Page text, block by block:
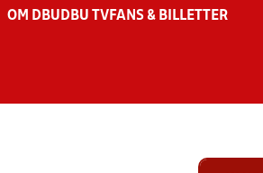
OM DBU DBU TV FANS & BILLETTER